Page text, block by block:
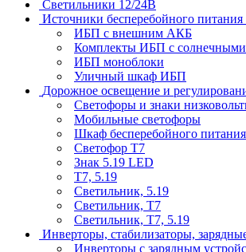
Светильники 12/24В
Источники бесперебойного
ИБП с внешним АКБ
Комплекты ИБП с солнечными
ИБП моноблоки
Уличный шкаф ИБП
Дорожное освещение и
Светофоры и знаки
Мобильные светофоры
Шкаф бесперебойного питания
Светофор Т7
Знак 5.19 LED
Т7, 5.19
Светильник, 5.19
Светильник, Т7
Светильник, T7, 5.19
Инверторы, стабилизаторы,
Инверторы с зарядным